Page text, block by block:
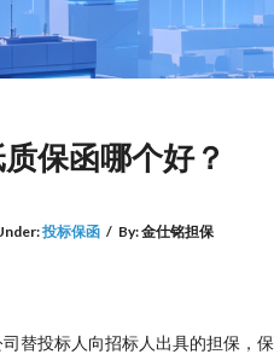
保函哪个好？
投标保函 / By:金仕铭担保
替投标人向招标人出具的担保，